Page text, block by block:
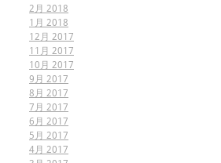
2月 2018
1月 2018
12月 2017
11月 2017
10月 2017
9月 2017
8月 2017
7月 2017
6月 2017
5月 2017
4月 2017